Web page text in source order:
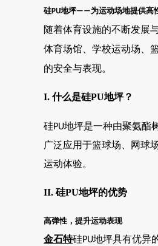
硅PU地坪——为运动场地提供高
随着体育设施的不断发展
体育场馆、学校运动场、
的安全与表现。
I. 什么是硅PU地坪？
硅PU地坪是一种由聚氨酯
广泛应用于篮球场、网球
运动体验。
II. 硅PU地坪的优势
高弹性，提升运动表现
金石特硅PU地坪具有优异